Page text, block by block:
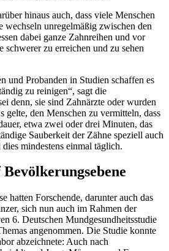
hinaus auch, dass viele Menschen
wechseln unregelmäßig zwischen den
dabei ganze Zahnreihen und vor
schwerer zu erreichen und zu sehen
und Probanden in Studien schaffen es
zu reinigen“, sagt die
denn, sie sind Zahnärzte oder wurden
gelte, den Menschen zu vermitteln, dass
etwa zwei oder drei Minuten, das
Sauberkeit der Zähne speziell auch
mindestens einmal täglich.
hatten Forschende, darunter auch das
sich nun auch im Rahmen der
6. Deutschen Mundgesundheitsstudie
angenommen. Die Studie konnte
abzeichnete: Auch nach